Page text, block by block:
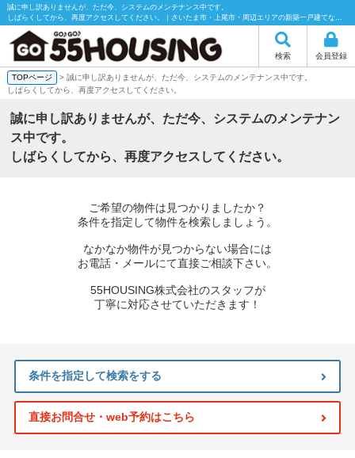
誠に申し訳ありませんが、ただ今、システムのメンテナンス中です。
しばらくしてから、再度アクセスしてください。｜さいたま市・上尾市・周辺エリアの新築一戸建てなら55HOUSING（55ハウジング）にお任せください！
検索 会員登録
TOPページ
> 誠に申し訳ありませんが、ただ今、システムのメンテナンス中です。
しばらくしてから、再度アクセスしてください。
誠に申し訳ありませんが、ただ今、システムのメンテナン
ス中です。
しばらくしてから、再度アクセスしてください。
ご希望の物件は見つかりましたか？
条件を指定して物件を検索しましょう。
なかなか物件が見つからない場合には
お電話・メールにて直接ご相談下さい。
55HOUSING株式会社のスタッフが
丁寧に対応させていただきます！
条件を指定して検索をする
直接お問合せ・web予約はこちら